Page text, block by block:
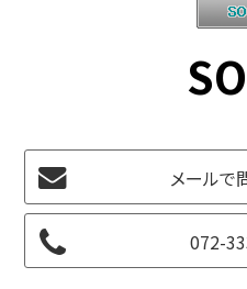
メールで
072-